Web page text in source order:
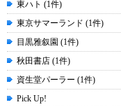
東ハト (1件)
東京サマーランド (1件)
目黒雅叙園 (1件)
秋田書店 (1件)
資生堂パーラー (1件)
Pick Up!